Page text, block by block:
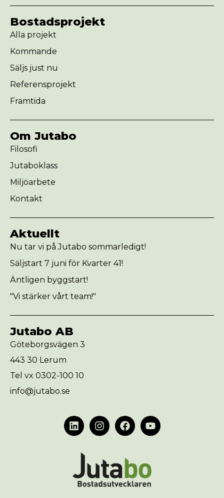
Bostadsprojekt
Alla projekt
Kommande
Säljs just nu
Referensprojekt
Framtida
Om Jutabo
Filosofi
Jutaboklass
Miljöarbete
Kontakt
Aktuellt
Nu tar vi på Jutabo sommarledigt!
Säljstart 7 juni för Kvarter 41!
Äntligen byggstart!
"Vi stärker vårt team!"
Jutabo AB
Göteborgsvägen 3
443 30 Lerum
Tel vx 0302-100 10
info@jutabo.se